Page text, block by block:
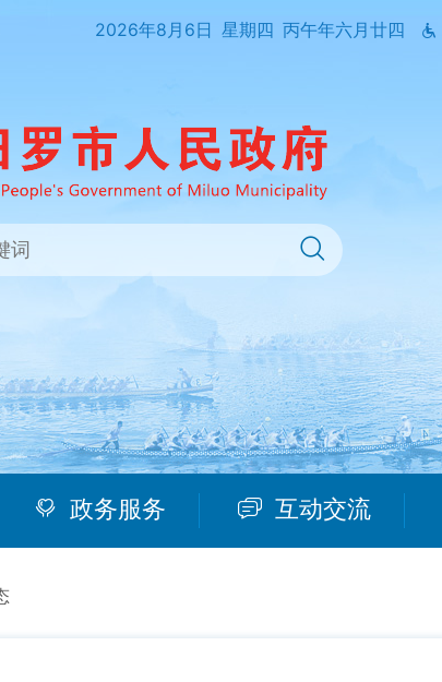
2026年8月6日 星期四 丙午年六月廿四
政务服务 互动交流